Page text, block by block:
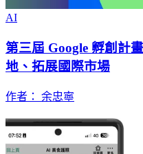
AI
第三屆 Google 孵創計
地、拓展國際市場
作者： 余忠寧